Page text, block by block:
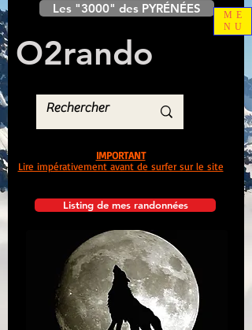
Les "3000" des PYRÉNÉES
O2rando
Listing de mes randonnées
IMPORTANT
Lire impérativement avant de surfer sur le site
ME
NU